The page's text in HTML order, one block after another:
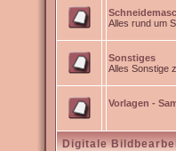
Alles rund um
Sonstiges
Alles Sonstige
Vorlagen -
Digitale